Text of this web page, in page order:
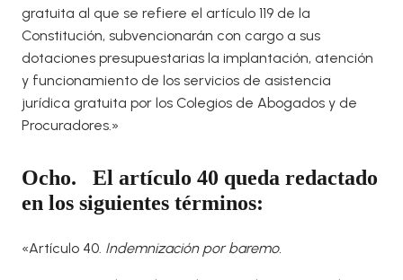
gratuita al que se refiere el artículo 119 de la
Constitución, subvencionarán con cargo a sus
dotaciones presupuestarias la implantación, atención
y funcionamiento de los servicios de asistencia
jurídica gratuita por los Colegios de Abogados y de
Procuradores.»
Ocho. El artículo 40 queda redactado
en los siguientes términos:
«Artículo 40. Indemnización por baremo.